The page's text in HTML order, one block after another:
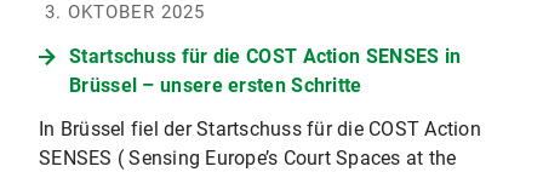
3. OKTOBER 2025
Startschuss für die COST Action SENSES in
Brüssel – unsere ersten Schritte
In Brüssel fiel der Startschuss für die COST Action
SENSES ( Sensing Europe’s Court Spaces at the